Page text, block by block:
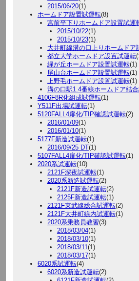
2015/06/20(1)
ホームドア設置試運転(8)
宮前平下りホームドア設置試運
2015/10/22(1)
2015/10/23(1)
大井町線溝の口上りホームドア
都立大学ホームドア設置試運転
緑が丘ホームドア設置試運転(1)
尾山台ホームドア設置試運転(1)
上野毛ホームドア設置試運転(1)
溝の口駅1.4番線ホームドア結
4106F8R化組成試運転(1)
Y511F出場試運転(1)
5120FALL4扉化/TIP確認試運転(2)
2016/01/09(1)
2016/01/10(1)
5177F新造試運転(1)
2016/09/25 DT(1)
5107FALL4扉化/TIP確認試運転(1)
2020系試運転(10)
2121F深夜試運転(1)
2020系新造試運転(2)
2121F新造試運転(2)
2125F新造試運転(1)
2121F東武線総合試運転(2)
2121F大井町線内試運転(1)
2020系乗務員教習(3)
2018/03/04(1)
2018/03/10(1)
2018/03/11(1)
2018/03/17(1)
6020系試運転(4)
6020系新造試運転(2)